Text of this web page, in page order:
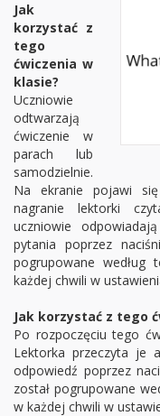
Jak
korzystać z
tego
ćwiczenia w
klasie?
Uczniowie
odtwarzają
ćwiczenie w
parach lub
samodzielnie.
Na ekranie pojawi
nagranie lektorki
uczniowie
pytania poprzez
pogrupowane
każdej chwili w
Jak korzystać z tego
Po rozpoczęciu tego
Lektorka przeczyta je
odpowiedź poprzez
został pogrupowane
w każdej chwili w